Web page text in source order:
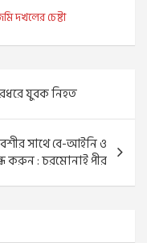
দখলের চেষ্টা
যুবক নিহত
সাথে বে-আইনি ও
করুন : চরমোনাই পীর